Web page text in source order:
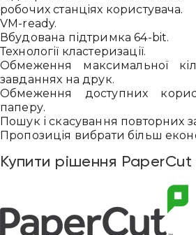
робочих станціях користувача.
VM-ready.
Вбудована підтримка 64-bit.
Технології кластеризації.
Обмеження максимальної
завданнях на друк.
Обмеження доступних
паперу.
Пошук і скасування повторних
Пропозиція вибрати більш
Купити рішення PaperCut
Привіт 👋, чим тобі
Ми зазвичай відповідаємо